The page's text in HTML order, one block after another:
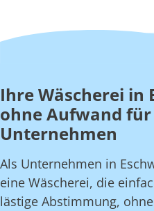
Ihre Wäscherei in
ohne Aufwand
Unternehmen
Als Unternehmen in
eine Wäscherei, die
lästige Abstimmung,